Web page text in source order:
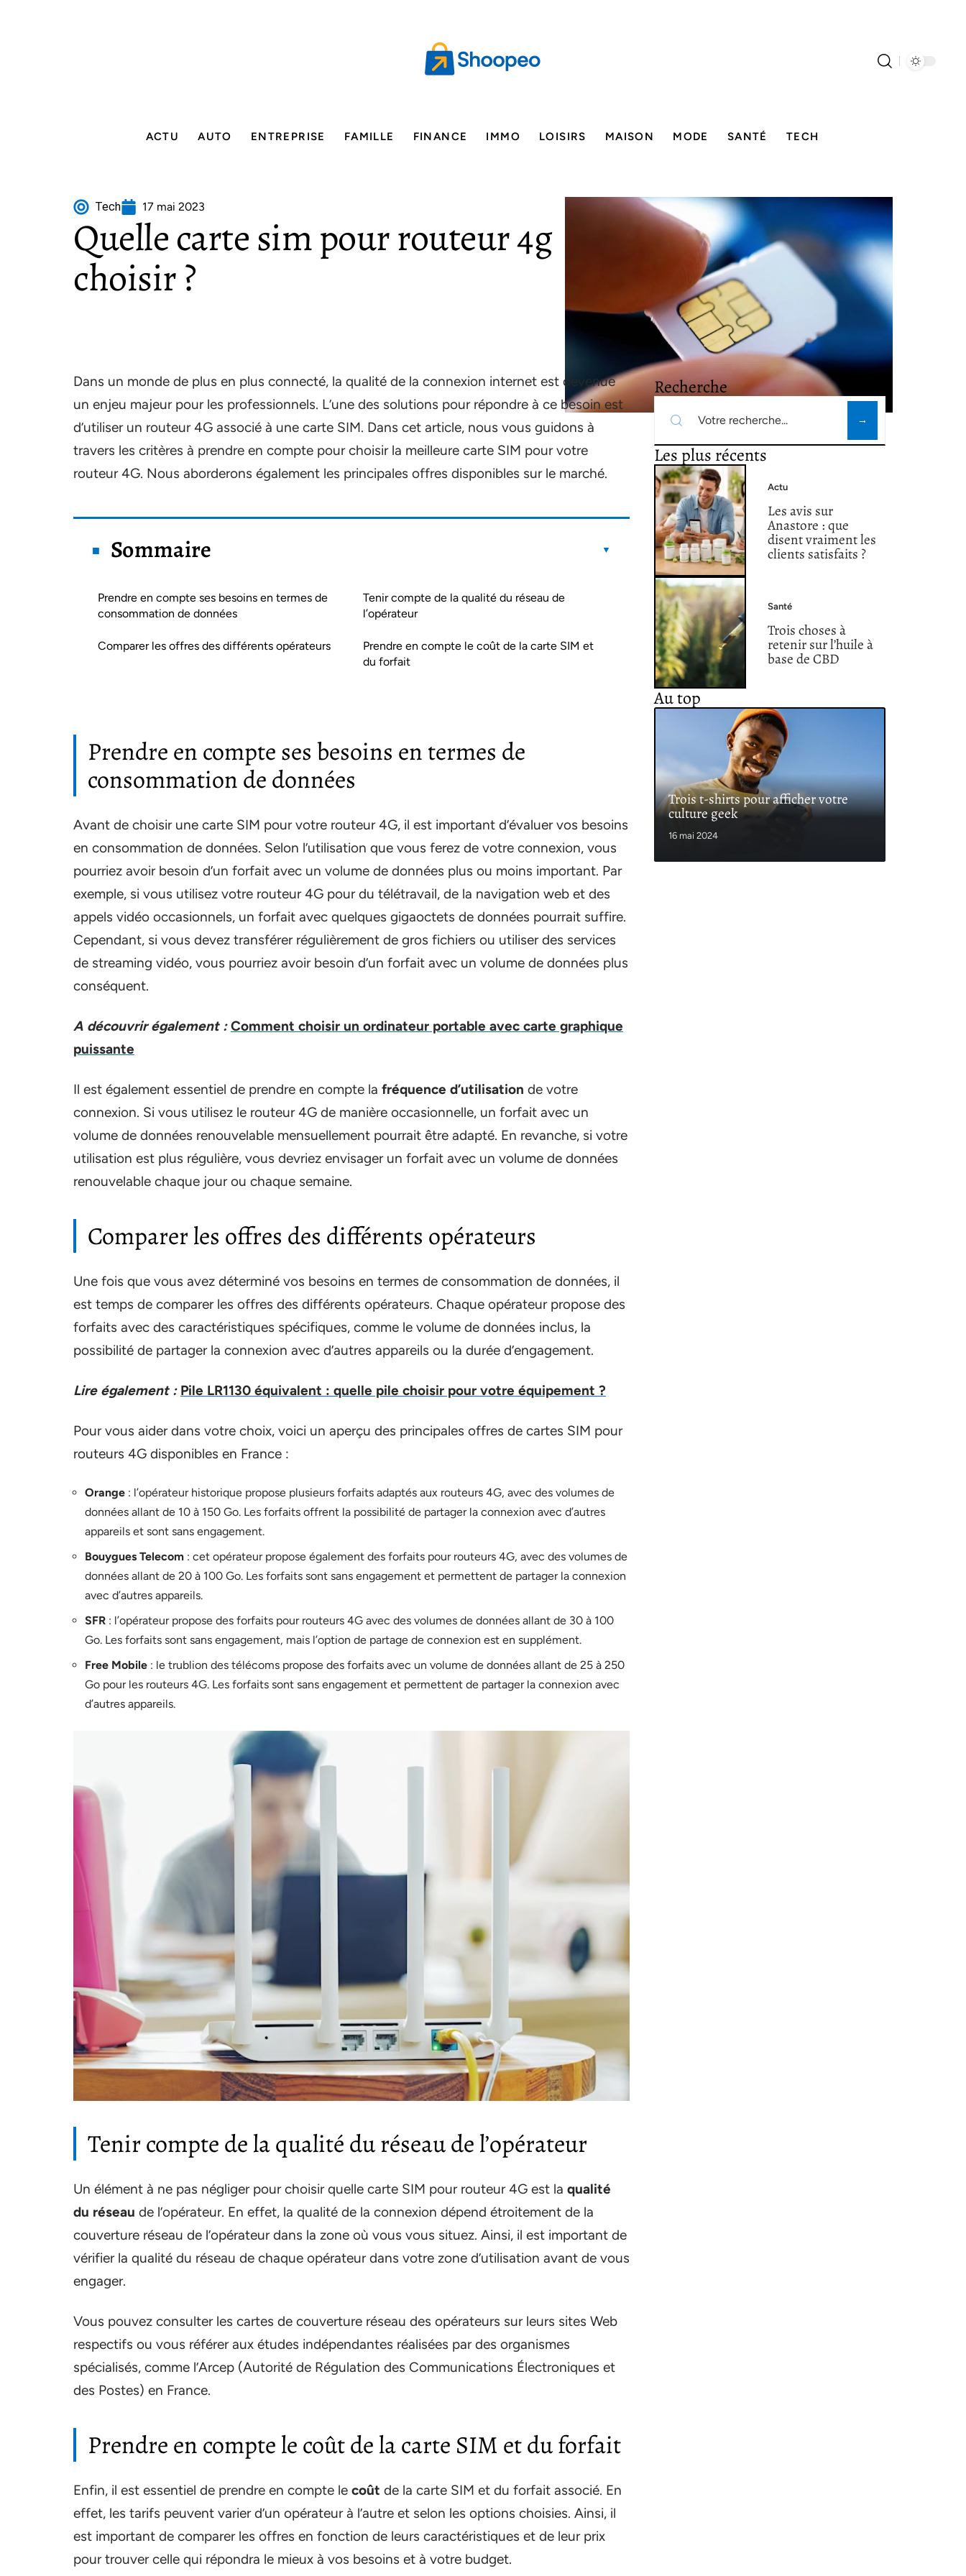
ACTU AUTO ENTREPRISE FAMILLE FINANCE IMMO LOISIRS MAISON MODE SANTÉ TECH
Tech 17 mai 2023
Quelle carte sim pour routeur 4g
choisir ?
Dans un monde de plus en plus connecté, la qualité de la connexion internet est devenue
un enjeu majeur pour les professionnels. L’une des solutions pour répondre à ce besoin est
d’utiliser un routeur 4G associé à une carte SIM. Dans cet article, nous vous guidons à
travers les critères à prendre en compte pour choisir la meilleure carte SIM pour votre
routeur 4G. Nous aborderons également les principales offres disponibles sur le marché.
Sommaire
Prendre en compte ses besoins en termes de
consommation de données
Comparer les offres des différents opérateurs
Tenir compte de la qualité du réseau de
l’opérateur
Prendre en compte le coût de la carte SIM et
du forfait
Prendre en compte ses besoins en termes de
consommation de données
Avant de choisir une carte SIM pour votre routeur 4G, il est important d’évaluer vos besoins
en consommation de données. Selon l’utilisation que vous ferez de votre connexion, vous
pourriez avoir besoin d’un forfait avec un volume de données plus ou moins important. Par
exemple, si vous utilisez votre routeur 4G pour du télétravail, de la navigation web et des
appels vidéo occasionnels, un forfait avec quelques gigaoctets de données pourrait suffire.
Cependant, si vous devez transférer régulièrement de gros fichiers ou utiliser des services
de streaming vidéo, vous pourriez avoir besoin d’un forfait avec un volume de données plus
conséquent.
A découvrir également : Comment choisir un ordinateur portable avec carte graphique
puissante
Il est également essentiel de prendre en compte la fréquence d’utilisation de votre
connexion. Si vous utilisez le routeur 4G de manière occasionnelle, un forfait avec un
volume de données renouvelable mensuellement pourrait être adapté. En revanche, si votre
utilisation est plus régulière, vous devriez envisager un forfait avec un volume de données
renouvelable chaque jour ou chaque semaine.
Comparer les offres des différents opérateurs
Une fois que vous avez déterminé vos besoins en termes de consommation de données, il
est temps de comparer les offres des différents opérateurs. Chaque opérateur propose des
forfaits avec des caractéristiques spécifiques, comme le volume de données inclus, la
possibilité de partager la connexion avec d’autres appareils ou la durée d’engagement.
Lire également : Pile LR1130 équivalent : quelle pile choisir pour votre équipement ?
Pour vous aider dans votre choix, voici un aperçu des principales offres de cartes SIM pour
routeurs 4G disponibles en France :
Orange : l’opérateur historique propose plusieurs forfaits adaptés aux routeurs 4G, avec des volumes de
données allant de 10 à 150 Go. Les forfaits offrent la possibilité de partager la connexion avec d’autres
appareils et sont sans engagement.
Bouygues Telecom : cet opérateur propose également des forfaits pour routeurs 4G, avec des volumes de
données allant de 20 à 100 Go. Les forfaits sont sans engagement et permettent de partager la connexion
avec d’autres appareils.
SFR : l’opérateur propose des forfaits pour routeurs 4G avec des volumes de données allant de 30 à 100
Go. Les forfaits sont sans engagement, mais l’option de partage de connexion est en supplément.
Free Mobile : le trublion des télécoms propose des forfaits avec un volume de données allant de 25 à 250
Go pour les routeurs 4G. Les forfaits sont sans engagement et permettent de partager la connexion avec
d’autres appareils.
Tenir compte de la qualité du réseau de l’opérateur
Un élément à ne pas négliger pour choisir quelle carte SIM pour routeur 4G est la qualité
du réseau de l’opérateur. En effet, la qualité de la connexion dépend étroitement de la
couverture réseau de l’opérateur dans la zone où vous vous situez. Ainsi, il est important de
vérifier la qualité du réseau de chaque opérateur dans votre zone d’utilisation avant de vous
engager.
Vous pouvez consulter les cartes de couverture réseau des opérateurs sur leurs sites Web
respectifs ou vous référer aux études indépendantes réalisées par des organismes
spécialisés, comme l’Arcep (Autorité de Régulation des Communications Électroniques et
des Postes) en France.
Prendre en compte le coût de la carte SIM et du forfait
Enfin, il est essentiel de prendre en compte le coût de la carte SIM et du forfait associé. En
effet, les tarifs peuvent varier d’un opérateur à l’autre et selon les options choisies. Ainsi, il
est important de comparer les offres en fonction de leurs caractéristiques et de leur prix
pour trouver celle qui répondra le mieux à vos besoins et à votre budget.
Recherche
Les plus récents
Actu
Les avis sur
Anastore : que
disent vraiment les
clients satisfaits ?
Santé
Trois choses à
retenir sur l’huile à
base de CBD
Au top
Trois t-shirts pour afficher votre
culture geek
16 mai 2024